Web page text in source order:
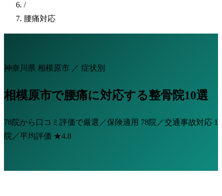
/
腰痛対応
神奈川県 相模原市 ／ 症状別
相模原市で腰痛に対応する整骨院10選
78院から口コミ評価で厳選／保険適用 78院 ／交通事故対応 1
院 ／平均評価 ★4.8